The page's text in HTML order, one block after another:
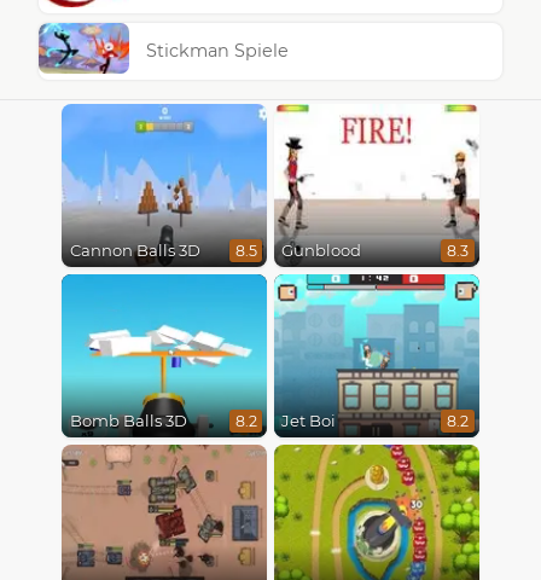
Stickman Spiele
Cannon Balls 3D 8.5 Gunblood 8.3
Bomb Balls 3D 8.2 Jet Boi 8.2